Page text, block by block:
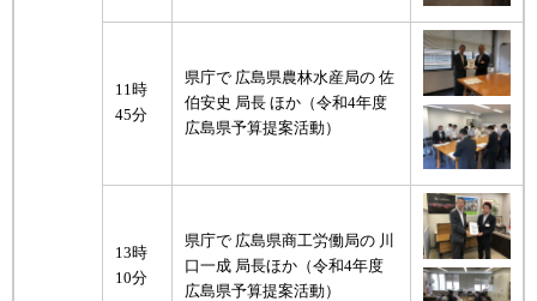
11時
45分
県庁で 広島県農林水産局の 佐
伯安史 局長 ほか（令和4年度
広島県予算提案活動）
13時
10分
県庁で 広島県商工労働局の 川
口一成 局長ほか（令和4年度
広島県予算提案活動）